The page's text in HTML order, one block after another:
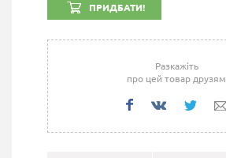
ПРИДБАТИ!
Разкажіть
про цей товар друзям